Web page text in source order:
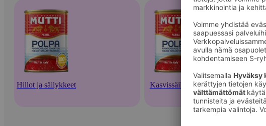
Hillot ja säilykkeet Kasvissäilykkeet